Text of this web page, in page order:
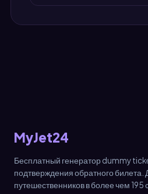
MyJet24
Бесплатный генератор dummy
подтверждения обратного билета.
путешественников в более чем 195